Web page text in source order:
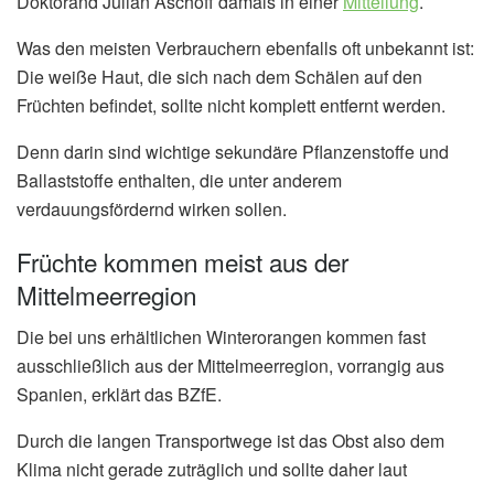
Was den meisten Verbrauchern ebenfalls oft unbekannt ist:
Die weiße Haut, die sich nach dem Schälen auf den
Früchten befindet, sollte nicht komplett entfernt werden.
Denn darin sind wichtige sekundäre Pflanzenstoffe und
Ballaststoffe enthalten, die unter anderem
verdauungsfördernd wirken sollen.
Früchte kommen meist aus der
Mittelmeerregion
Die bei uns erhältlichen Winterorangen kommen fast
ausschließlich aus der Mittelmeerregion, vorrangig aus
Spanien, erklärt das BZfE.
Durch die langen Transportwege ist das Obst also dem
Klima nicht gerade zuträglich und sollte daher laut